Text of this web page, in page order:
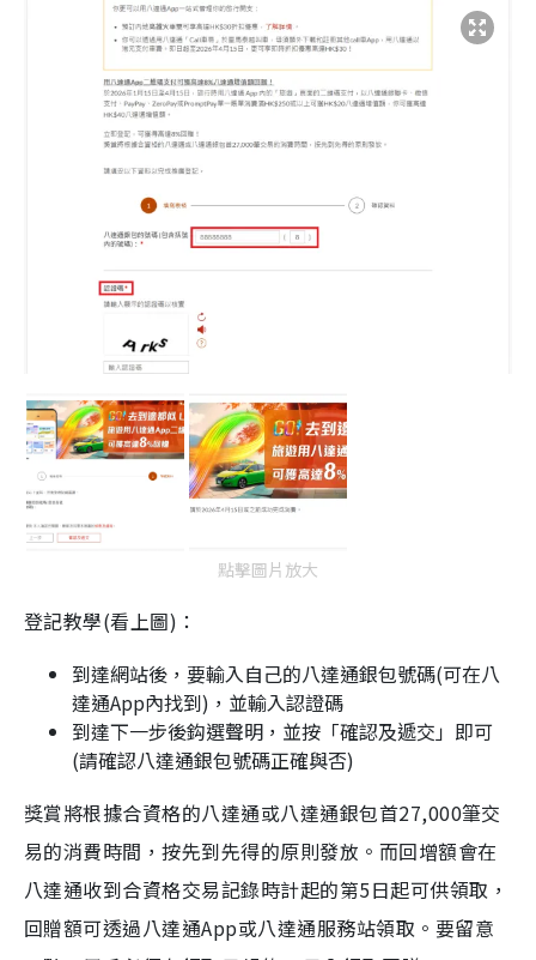
點擊圖片放大
登記教學(看上圖)：
到達網站後，要輸入自己的八達通銀包號碼(可在八
達通App內找到)，並輸入認證碼
到達下一步後鈎選聲明，並按「確認及遞交」即可
(請確認八達通銀包號碼正確與否)
獎賞將根據合資格的八達通或八達通銀包首27,000筆交
易的消費時間，按先到先得的原則發放。而回增額會在
八達通收到合資格交易記錄時計起的第5日起可供領取，
回贈額可透過八達通App或八達通服務站領取。要留意